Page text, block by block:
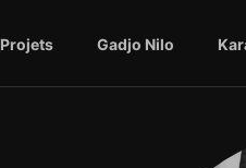
Projets Gadjo Nilo